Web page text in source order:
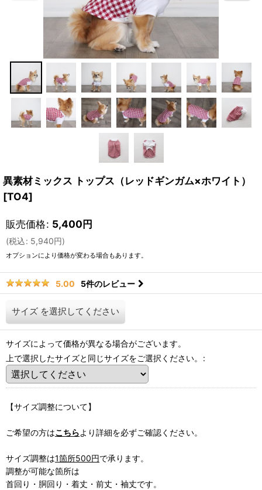
異素材ミックス トップス（レッドギンガム×ホワイト）
[TO4]
販売価格: 5,400円
(税込: 5,940円)
オプションにより価格が変わる場合もあります。
5.00 5件のレビュー
サイズ を選択してください
サイズによって価格が異なる場合がございます。
上で選択したサイズと同じサイズをご選択ください。
:
【サイズ調整について】
ご希望の方はこちらより詳細を必ずご確認ください。
サイズ調整は1箇所500円で承ります。
調整が可能な箇所は
首回り・胴回り・着丈・前丈・袖丈です。